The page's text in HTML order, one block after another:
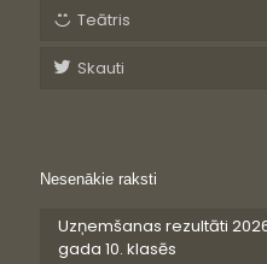
Teātris
Skauti
Nesenākie raksti
Uzņemšanas rezultāti
gada 10. klasēs